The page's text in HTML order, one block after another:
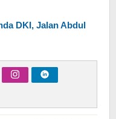
DKI, Jalan Abdul